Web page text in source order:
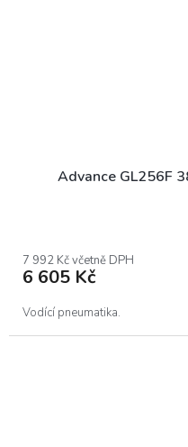
Advance GL256F
7 992 Kč včetně DPH
6 605 Kč
Vodící pneumatika.